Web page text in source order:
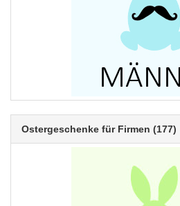
Ostergeschenke für Firmen (177)